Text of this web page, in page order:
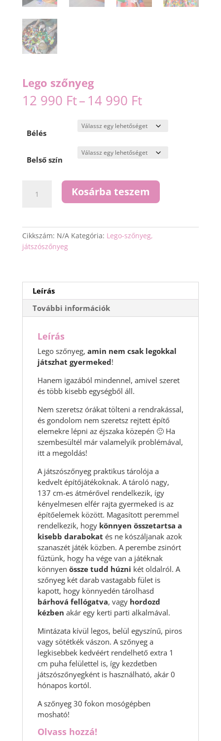
Lego szőnyeg
12 990 Ft–14 990 FtÁrtartomány:
12
990 Ft
-
990 Ft
Bélés
Belső szín
szőnyeg
Kosárba teszem
Cikkszám: N/A Kategória: Lego-szőnyeg,
játszószőnyeg
Leírás
További információk
Leírás
Lego szőnyeg, amin nem csak legokkal
játszhat gyermeked!
Hanem igazából mindennel, amivel szeret
és több kisebb egységből áll.
Nem szeretsz órákat tölteni a rendrakással,
és gondolom nem szeretsz rejtett építő
elemekre lépni az éjszaka közepén 🙂 Ha
szembesültél már valamelyik problémával,
itt a megoldás!
A játszószőnyeg praktikus tárolója a
kedvelt építőjátékoknak. A tároló nagy,
137 cm-es átmérővel rendelkezik, így
kényelmesen elfér rajta gyermeked is az
építőelemek között. Magasított peremmel
rendelkezik, hogy könnyen összetartsa a
kisebb darabokat és ne kószáljanak azok
szanaszét játék közben. A perembe zsinórt
fűztünk, hogy ha vége van a játéknak
könnyen össze tudd húzni két oldalról. A
szőnyeg két darab vastagabb fület is
kapott, hogy könnyedén tárolhasd
bárhová fellógatva, vagy hordozd
kézben akár egy kerti parti alkalmával.
Mintázata kívül legos, belül egyszínű, piros
vagy sötétkék vászon. A szőnyeg a
legkisebbek kedvéért rendelhető extra 1
cm puha felülettel is, így kezdetben
játszószőnyegként is használható, akár 0
hónapos kortól.
A szőnyeg 30 fokon mosógépben
mosható!
Olvass hozzá!